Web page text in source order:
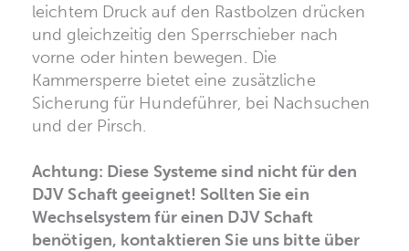
leichtem Druck auf den Rastbolzen drücken
und gleichzeitig den Sperrschieber nach
vorne oder hinten bewegen. Die
Kammersperre bietet eine zusätzliche
Sicherung für Hundeführer, bei Nachsuchen
und der Pirsch.
Achtung: Diese Systeme sind nicht für den
DJV Schaft geeignet! Sollten Sie ein
Wechselsystem für einen DJV Schaft
benötigen, kontaktieren Sie uns bitte über